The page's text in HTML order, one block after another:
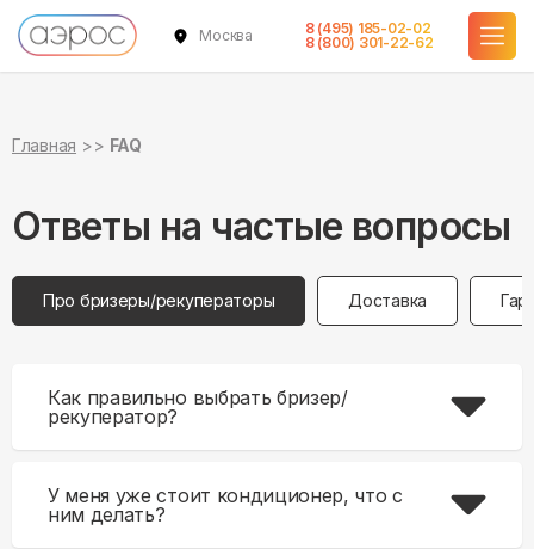
Москва
8 (495) 185-02-02
8 (800) 301-22-62
Главная FAQ
Ответы на частые вопросы
Про бризеры/рекуператоры Доставка
Как правильно выбрать бризер/
рекуператор?
У меня уже стоит кондиционер, что с
ним делать?